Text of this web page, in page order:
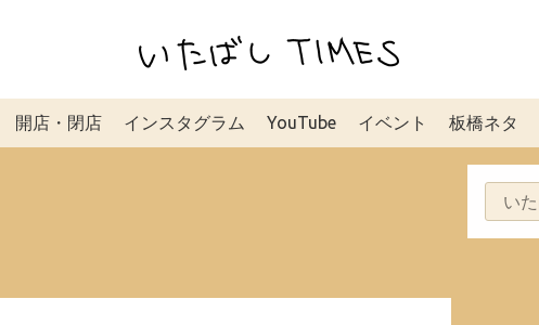
開店・閉店 インスタグラム YouTube イベント 板橋ネタ